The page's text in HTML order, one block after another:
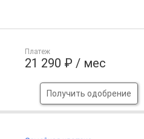
Платеж
21 290 ₽ / мес
Получить одобрение